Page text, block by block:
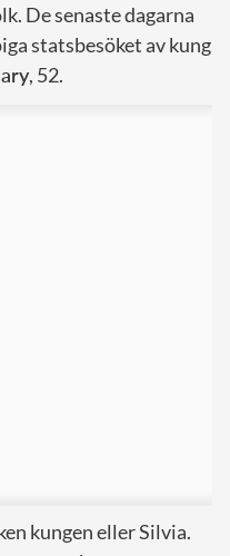
De senaste dagarna
statsbesöket av kung
, 52.
kungen eller Silvia.